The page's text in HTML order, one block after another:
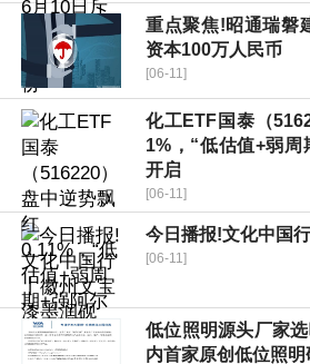
重点聚焦!昭通瑞磐
资本100万人民币
[06-11]
化工ETF国泰（
1%，“低估值+弱周
开启
[06-11]
今日播报!文化中国
[06-11]
低位照明源头厂家
内首家原创低位照